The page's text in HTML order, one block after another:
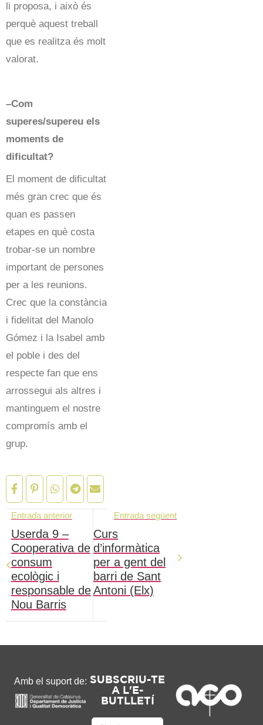
li proposa, i això és
perquè aquest treball
que es realitza és molt
valorat.
–Com
superes/supereu els
moments de
dificultat?
El moment de dificultat
més gran crec que és
quan es passen
etapes en què costa
trobar-se un nombre
important de persones
per a les reunions.
Crec que la constància
i fidelitat del Manolo
Gómez i la Isabel amb
el poble i des del
respecte fan que ens
arrossegui als altres i
mantinguem el nostre
compromís amb el
grup.
Entrada anterior
Userda 9 –
Cooperativa de
consum
ecològic i
responsable de
Nou Barris
Entrada següent
Curs
d’informàtica
per a gent del
barri de Sant
Antoni (Elx)
Amb el suport de: SUBSCRIU-TE
A L'E-
BUTLLETÍ